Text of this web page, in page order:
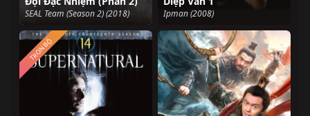
SEAL Team (Season 2) (2018) Ipman (2008)
TRỌN BỘ